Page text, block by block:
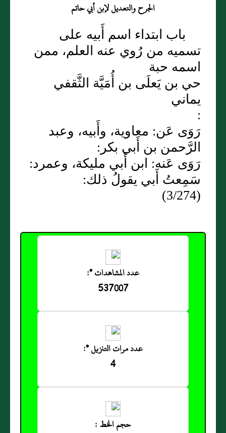
الجرح والتعديل لإبن أبي حاتم
باب ابتداء اسم أَبيه على
تسميه من رُوي عنه العلم، ممن
اسمه حبة
حي بن يَعلَى بن أُمَيَّة الثَّقفي
يماني
:
رَوَى عَن: معاوية، وأَبيه، وعبد
الرَّحمن بن أَبي بكر:
رَوَى عَنه: ابن أَبي مليكة، وعمرد:
سَمِعتُ أَبي يقولُ ذلك:
(3/274)
عدد المشاهدات *:
537007
عدد مرات التنزيل *:
4
حجم الخط :